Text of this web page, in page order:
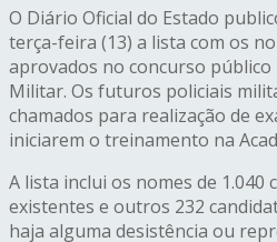
O Diário Oficial do Estado
terça-feira (13) a lista com os
aprovados no concurso
Militar. Os futuros policiais
chamados para realização de
iniciarem o treinamento na
A lista inclui os nomes de 1.040
existentes e outros 232
haja alguma desistência ou